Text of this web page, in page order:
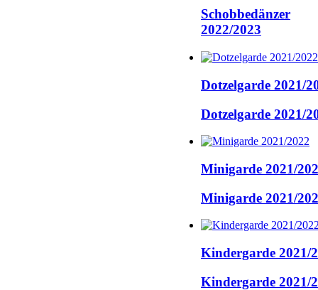
Schobbedänzer
2022/2023
Dotzelgarde 2021/
Dotzelgarde 2021/
Minigarde 2021/
Minigarde 2021/
Kindergarde 2021/
Kindergarde 2021/